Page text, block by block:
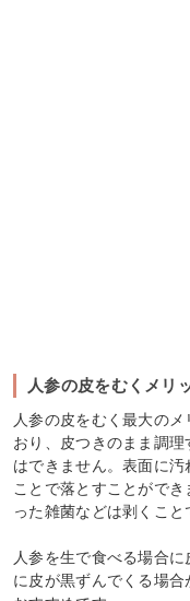
人参の皮をむくメリ
人参の皮をむく最大の
おり、皮つきのまま調
はできません。表面に汚
ことで落とすことがで
った雑菌などは剥くこと
人参を生で食べる場合
に皮が黒ずんでくる場